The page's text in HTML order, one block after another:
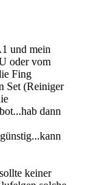
und mein
oder vom
Fing
Set (Reiniger
dann
keiner